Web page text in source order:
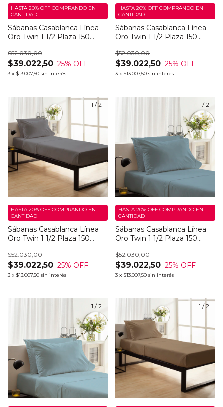
Sábanas Casablanca Línea
Oro Twin 1 1/2 Plaza 150
$39.022,50
$52.030,00
25% OFF
3 x $13.007,50 sin interés
HASTA 20% OFF COMPRANDO EN
CANTIDAD
Sábanas Casablanca Línea
Oro Twin 1 1/2 Plaza 150
$39.022,50
$52.030,00
25% OFF
3 x $13.007,50 sin interés
HASTA 20% OFF COMPRANDO EN
CANTIDAD
1 /2
Sábanas Casablanca Línea
Oro Twin 1 1/2 Plaza 150
$39.022,50
$52.030,00
25% OFF
3 x $13.007,50 sin interés
HASTA 20% OFF COMPRANDO EN
CANTIDAD
1 /2
Sábanas Casablanca Línea
Oro Twin 1 1/2 Plaza 150
$39.022,50
$52.030,00
25% OFF
3 x $13.007,50 sin interés
HASTA 20% OFF COMPRANDO EN
CANTIDAD
1 /2 1 /2